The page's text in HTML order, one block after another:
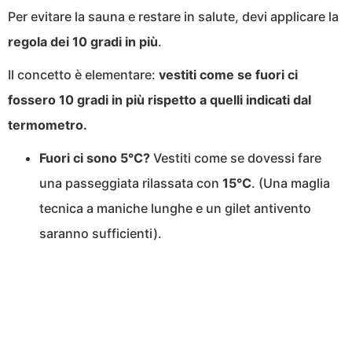
Per evitare la sauna e restare in salute, devi applicare la
regola dei 10 gradi in più.
Il concetto è elementare: vestiti come se fuori ci
fossero 10 gradi in più rispetto a quelli indicati dal
termometro.
Fuori ci sono 5°C? Vestiti come se dovessi fare
una passeggiata rilassata con 15°C. (Una maglia
tecnica a maniche lunghe e un gilet antivento
saranno sufficienti).